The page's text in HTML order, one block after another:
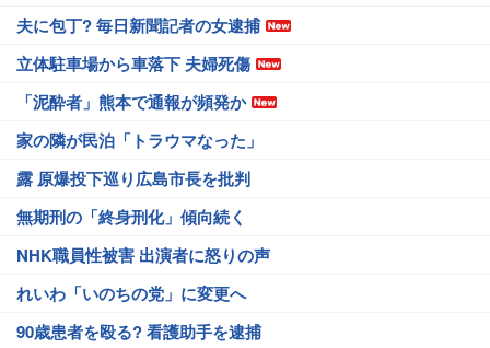
夫に包丁? 毎日新聞記者の女逮捕
立体駐車場から車落下 夫婦死傷
「泥酔者」熊本で通報が頻発か
家の隣が民泊「トラウマなった」
露 原爆投下巡り広島市長を批判
無期刑の「終身刑化」傾向続く
NHK職員性被害 出演者に怒りの声
れいわ「いのちの党」に変更へ
90歳患者を殴る? 看護助手を逮捕